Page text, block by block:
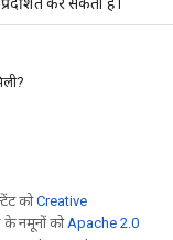
कोCreative
नमूनों कोApache 2.0